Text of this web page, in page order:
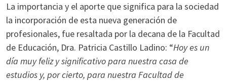
La importancia y el aporte que significa para la sociedad
la incorporación de esta nueva generación de
profesionales, fue resaltada por la decana de la Facultad
de Educación, Dra. Patricia Castillo Ladino: “Hoy es un
día muy feliz y significativo para nuestra casa de
estudios y, por cierto, para nuestra Facultad de